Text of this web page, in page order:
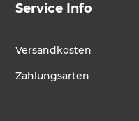
Service Info
Versandkosten
Zahlungsarten